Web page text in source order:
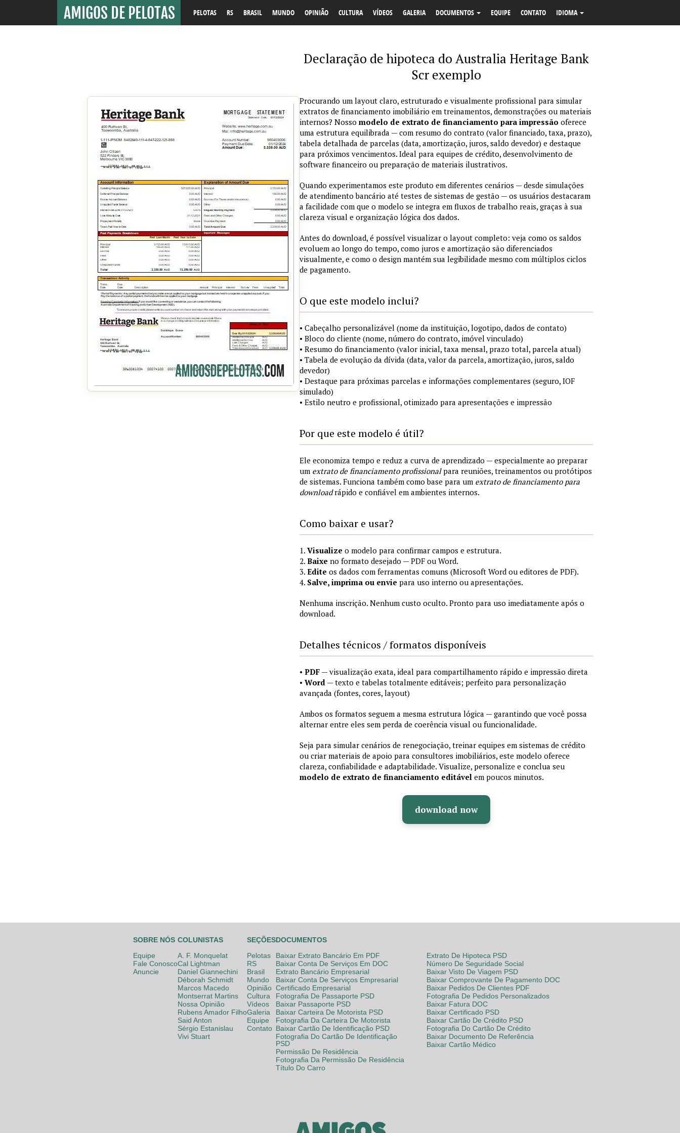
PELOTAS RS BRASIL MUNDO OPINIÃO CULTURA VÍDEOS GALERIA DOCUMENTOS EQUIPE CONTATO IDIOMA
Declaração de hipoteca do Australia Heritage Bank
Scr exemplo
Procurando um layout claro, estruturado e visualmente profissional para simular
extratos de financiamento imobiliário em treinamentos, demonstrações ou materiais
internos? Nosso modelo de extrato de financiamento para impressão oferece
uma estrutura equilibrada — com resumo do contrato (valor financiado, taxa, prazo),
tabela detalhada de parcelas (data, amortização, juros, saldo devedor) e destaque
para próximos vencimentos. Ideal para equipes de crédito, desenvolvimento de
software financeiro ou preparação de materiais ilustrativos.
Quando experimentamos este produto em diferentes cenários — desde simulações
de atendimento bancário até testes de sistemas de gestão — os usuários destacaram
a facilidade com que o modelo se integra em fluxos de trabalho reais, graças à sua
clareza visual e organização lógica dos dados.
Antes do download, é possível visualizar o layout completo: veja como os saldos
evoluem ao longo do tempo, como juros e amortização são diferenciados
visualmente, e como o design mantém sua legibilidade mesmo com múltiplos ciclos
de pagamento.
O que este modelo inclui?
• Cabeçalho personalizável (nome da instituição, logotipo, dados de contato)
• Bloco do cliente (nome, número do contrato, imóvel vinculado)
• Resumo do financiamento (valor inicial, taxa mensal, prazo total, parcela atual)
• Tabela de evolução da dívida (data, valor da parcela, amortização, juros, saldo
devedor)
• Destaque para próximas parcelas e informações complementares (seguro, IOF
simulado)
• Estilo neutro e profissional, otimizado para apresentações e impressão
Por que este modelo é útil?
Ele economiza tempo e reduz a curva de aprendizado — especialmente ao preparar
um extrato de financiamento profissionalpara reuniões, treinamentos ou protótipos
de sistemas. Funciona também como base para um extrato de financiamento para
downloadrápido e confiável em ambientes internos.
Como baixar e usar?
1. Visualize o modelo para confirmar campos e estrutura.
2. Baixe no formato desejado — PDF ou Word.
3. Edite os dados com ferramentas comuns (Microsoft Word ou editores de PDF).
4. Salve, imprima ou envie para uso interno ou apresentações.
Nenhuma inscrição. Nenhum custo oculto. Pronto para uso imediatamente após o
download.
Detalhes técnicos / formatos disponíveis
• PDF — visualização exata, ideal para compartilhamento rápido e impressão direta
• Word — texto e tabelas totalmente editáveis; perfeito para personalização
avançada (fontes, cores, layout)
Ambos os formatos seguem a mesma estrutura lógica — garantindo que você possa
alternar entre eles sem perda de coerência visual ou funcionalidade.
Seja para simular cenários de renegociação, treinar equipes em sistemas de crédito
ou criar materiais de apoio para consultores imobiliários, este modelo oferece
clareza, confiabilidade e adaptabilidade. Visualize, personalize e conclua seu
modelo de extrato de financiamento editável em poucos minutos.
download now
SOBRE NÓS
Equipe
Fale Conosco
Anuncie
COLUNISTAS
A. F. Monquelat
Cal Lightman
Daniel Giannechini
Déborah Schmidt
Marcos Macedo
Montserrat Martins
Nossa Opinião
Rubens Amador Filho
Said Anton
Sérgio Estanislau
Vivi Stuart
SEÇÕES
Pelotas
RS
Brasil
Mundo
Opinião
Cultura
Vídeos
Galeria
Equipe
Contato
DOCUMENTOS
Baixar Extrato Bancário Em PDF
Baixar Conta De Serviços Em DOC
Extrato Bancário Empresarial
Baixar Conta De Serviços Empresarial
Certificado Empresarial
Fotografia De Passaporte PSD
Baixar Passaporte PSD
Baixar Carteira De Motorista PSD
Fotografia Da Carteira De Motorista
Baixar Cartão De Identificação PSD
Fotografia Do Cartão De Identificação
PSD
Permissão De Residência
Fotografia Da Permissão De Residência
Título Do Carro
Extrato De Hipoteca PSD
Número De Seguridade Social
Baixar Visto De Viagem PSD
Baixar Comprovante De Pagamento DOC
Baixar Pedidos De Clientes PDF
Fotografia De Pedidos Personalizados
Baixar Fatura DOC
Baixar Certificado PSD
Baixar Cartão De Crédito PSD
Fotografia Do Cartão De Crédito
Baixar Documento De Referência
Baixar Cartão Médico